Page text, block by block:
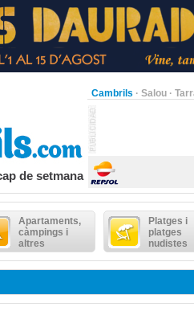
Cambrils · Salou ·
de setmana
Apartaments,
càmpings i
altres
Platges i
platges
nudistes